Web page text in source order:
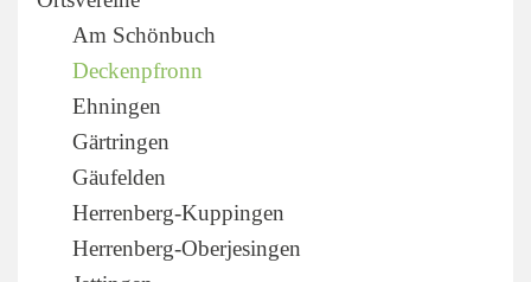
Am Schönbuch
Deckenpfronn
Ehningen
Gärtringen
Gäufelden
Herrenberg-Kuppingen
Herrenberg-Oberjesingen